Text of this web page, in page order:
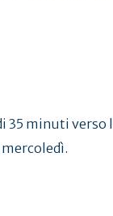
35 minuti